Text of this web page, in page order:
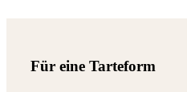
Für eine Tarteform